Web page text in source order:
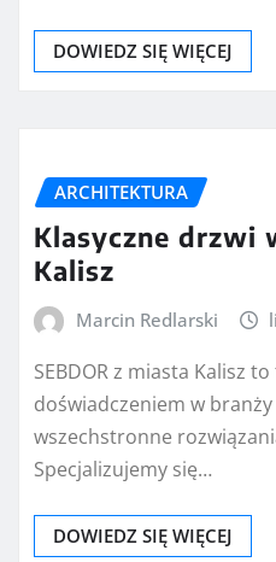
DOWIEDZ SIĘ WIĘCEJ
ARCHITEKTURA
Klasyczne drzwi
Kalisz
Marcin Redlarski
SEBDOR z miasta Kalisz
doświadczeniem w
wszechstronne
Specjalizujemy się…
DOWIEDZ SIĘ WIĘCEJ